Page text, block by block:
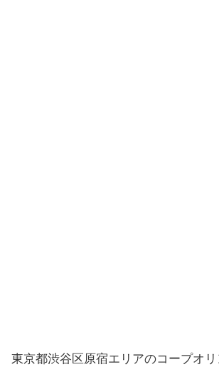
東京都渋谷区原宿エリアのコープオ